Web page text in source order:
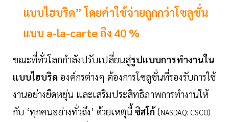
แบบไฮบริด” โดยค่าใช้จ่ายถูกกว่าโซลูชั่น
แบบ a-la-carte ถึง 40 %
ขณะที่ทั่วโลกกำลังปรับเปลี่ยนสู่รูปแบบการทำงานใน
แบบไฮบริด องค์กรต่างๆ ต้องการโซลูชั่นที่รองรับการใช้
งานอย่างยืดหยุ่น และเสริมประสิทธิภาพการทำงานให้
กับ ‘ทุกคนอย่างทั่วถึง’ ด้วยเหตุนี้ ซิสโก้(NASDAQ: CSCO)